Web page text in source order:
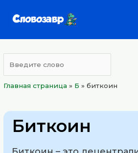
Главная страница » Б »биткоин
Биткоин